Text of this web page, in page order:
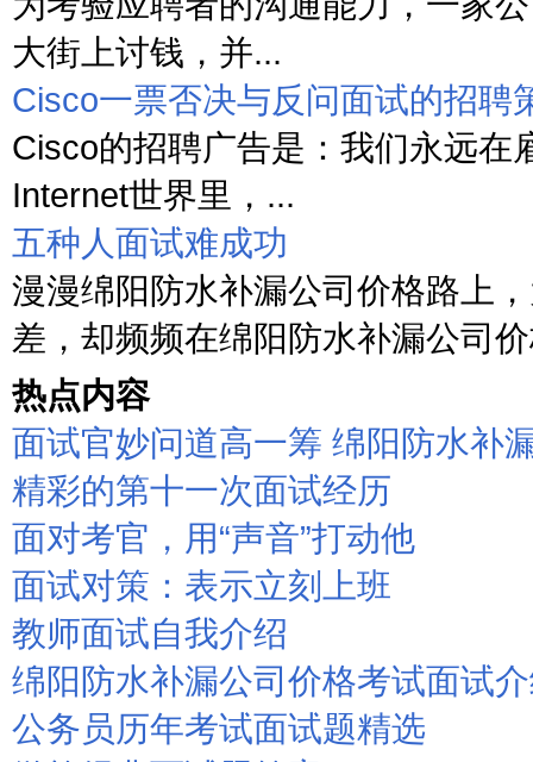
大街上讨钱，并...
Cisco一票否决与反问面试的招聘
Cisco的招聘广告是：我们永远在
Internet世界里，...
五种人面试难成功
漫漫绵阳防水补漏公司价格路上
差，却频频在绵阳防水补漏公司
热点内容
面试官妙问道高一筹 绵阳防水补
精彩的第十一次面试经历
面对考官，用“声音”打动他
面试对策：表示立刻上班
教师面试自我介绍
绵阳防水补漏公司价格考试面试
公务员历年考试面试题精选